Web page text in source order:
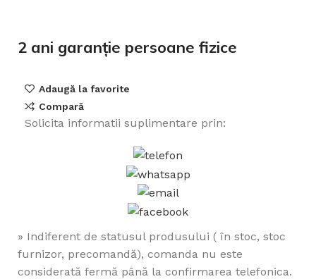
2 ani garanție persoane fizice
Adaugă la favorite
Compară
Solicita informatii suplimentare prin:
» Indiferent de statusul produsului ( în stoc, stoc
furnizor, precomandă), comanda nu este
considerată fermă până la confirmarea telefonica.